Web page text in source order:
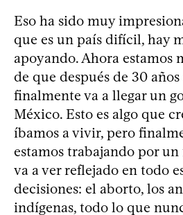
Eso ha sido muy
que es un país difícil, hay
apoyando. Ahora estamos
de que después de 30
finalmente va a llegar un
México. Esto es algo que
íbamos a vivir, pero
estamos trabajando por un
va a ver reflejado en todo
decisiones: el aborto, los
indígenas, todo lo que